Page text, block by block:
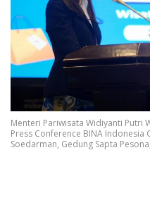
Menteri Pariwisata Widiyanti Putri
Press Conference BINA Indonesia
Soedarman, Gedung Sapta